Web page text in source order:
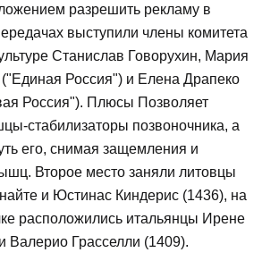
разрешить рекламу в
выступили члены комитета
Станислав Говорухин, Мария
Россия") и Елена Драпеко
Россия"). Плюсы Позволяет
стабилизаторы позвоночника, а
его, снимая защемления и
Второе место заняли литовцы
и Юстинас Киндерис (1436), на
расположились итальянцы Ирене
Валерио Грасселли (1409).